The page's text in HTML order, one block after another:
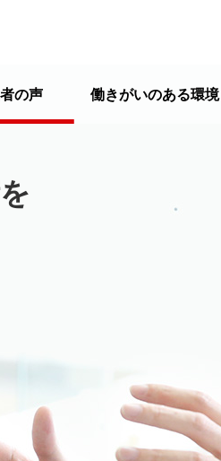
の声 働きがいのある環境